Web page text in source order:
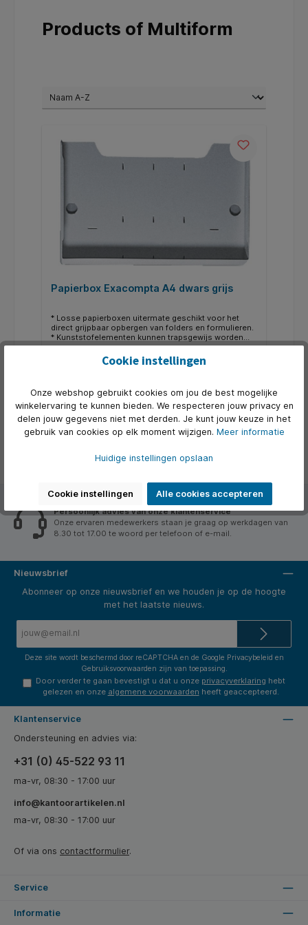
Products of Multiform
Papierbox Exacompta A4 dwars grijs
* Losse papierboxen uitermate geschikt voor het
direct grijpbaar opbergen van folders en formulieren.
* Kunststofelementen kunnen trapsgewijs worden
gekoppeld. * Papierboxen kunnen als vakverdeling in
een bureaulade worden geplaatst. * Met de losse
papierboxen, de eindboxen en de afdekplaat kunt u
In de winkelmand
Persoonlijk advies van onze klantenservice
Onze ervaren medewerkers staan je graag op werkdagen van
8.30 tot 17.00 te woord per telefoon of e-mail.
Nieuwsbrief
Abonneer op onze nieuwsbrief en we houden je op de hoogte
met het laatste nieuws.
Deze site wordt beschermd door reCAPTCHA en de Google Privacybeleid en
Gebruiksvoorwaarden zijn van toepassing.
Door verder te gaan bevestigt u dat u onze privacyverklaring hebt
gelezen en onze algemene voorwaarden heeft geaccepteerd.
Klantenservice
Ondersteuning en advies via:
+31 (0) 45-522 93 11
ma-vr, 08:30 - 17:00 uur
info@kantoorartikelen.nl
ma-vr, 08:30 - 17:00 uur
Of via ons contactformulier.
Service
Informatie
Cookie instellingen
Onze webshop gebruikt cookies om jou de best mogelijke
winkelervaring te kunnen bieden. We respecteren jouw privacy en
delen jouw gegevens niet met derden. Je kunt jouw keuze in het
gebruik van cookies op elk moment wijzigen. Meer informatie
Huidige instellingen opslaan
Cookie instellingen Alle cookies accepteren